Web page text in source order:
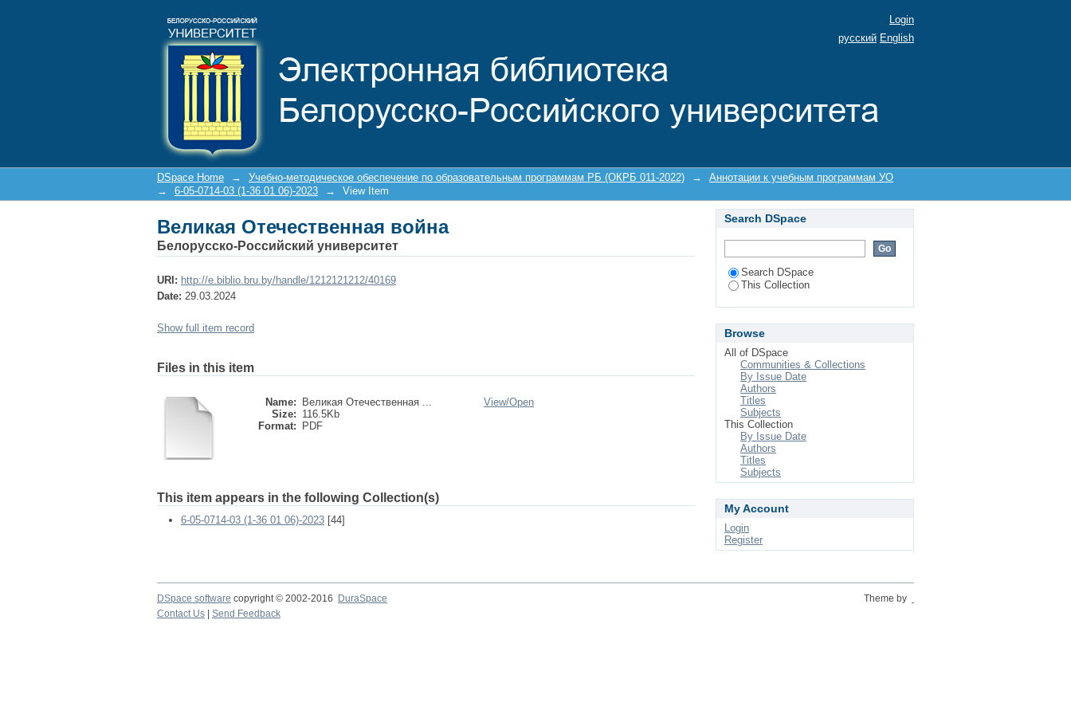
Login
русский English
DSpace Home → Учебно-методическое обеспечение по образовательным программам РБ (ОКРБ 011-2022) →
Аннотации к учебным программам УО
→
6-05-0714-03 (1-36 01 06)-2023 → View Item
Великая Отечественная война
Белорусско-Российский университет
URI: http://e.biblio.bru.by/handle/1212121212/40169
Date: 29.03.2024
Show full item record
Files in this item
Name:
Великая Отечественная ...
Size: 116.5Kb
Format:
PDF
View/Open
This item appears in the following Collection(s)
6-05-0714-03 (1-36 01 06)-2023 [44]
Search DSpace
Search DSpace
This Collection
Browse
All of DSpace
Communities & Collections
By Issue Date
Authors
Titles
Subjects
This Collection
By Issue Date
Authors
Titles
Subjects
My Account
Login
Register
DSpace software copyright © 2002-2016 DuraSpace
Theme by
Contact Us
Send Feedback